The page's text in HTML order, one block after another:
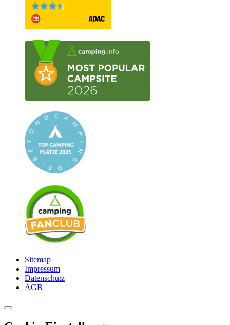
Sitemap
Impressum
Datenschutz
AGB